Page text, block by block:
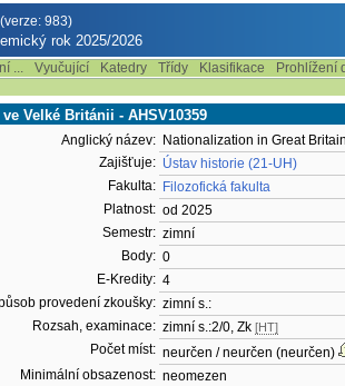
(verze: 983)
rok 2025/2026
... Vyučující Katedry Třídy Klasifikace
Prohlížení
Velké Británii - AHSV10359
Anglický název: Nationalization in Great
Zajišťuje: Ústav historie (21-UH)
Fakulta: Filozofická fakulta
Platnost: od 2025
Semestr: zimní
Body: 0
E-Kredity: 4
provedení zkoušky: zimní s.:
Rozsah, examinace: zimní s.:2/0, Zk [HT]
Počet míst: neurčen / neurčen (neurčen)
Minimální obsazenost: neomezen